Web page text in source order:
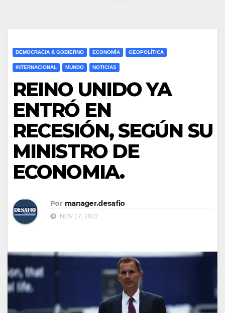
DEMOCRACIA & GOBIERNO ECONOMÍA GEOPOLÍTICA
INTERNACIONAL MUNDO NOTICIAS
REINO UNIDO YA
ENTRÓ EN
RECESIÓN, SEGÚN SU
MINISTRO DE
ECONOMIA.
Por manager.desafio
NOV 17, 2022